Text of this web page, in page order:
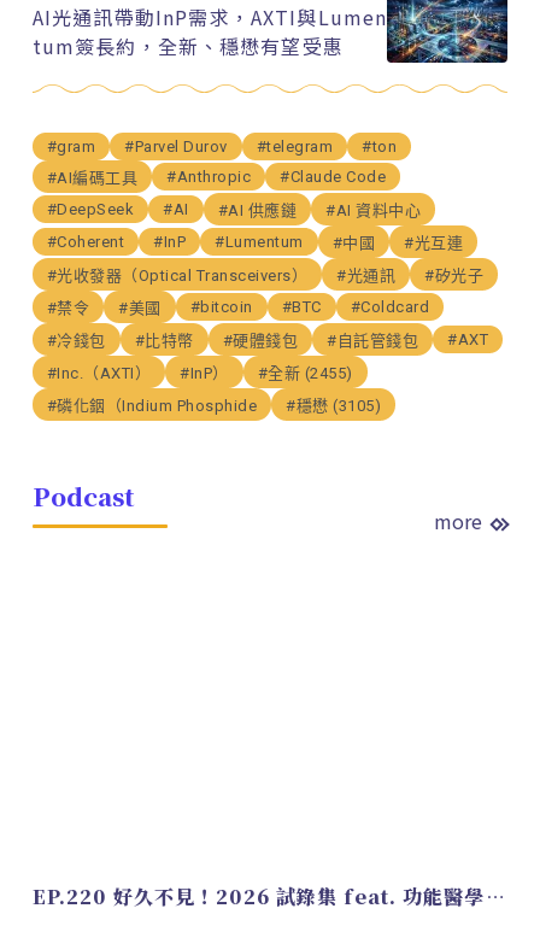
AI光通訊帶動InP需求，AXTI與Lumen
tum簽長約，全新、穩懋有望受惠
#gram #Parvel Durov #telegram
#ton
#AI編碼工具
#Anthropic
#Claude Code
#DeepSeek
#AI #AI 供應鏈
#AI 資料中心
#Coherent
#InP #Lumentum #中國
#光互連
#光收發器（Optical Transceivers）
#光通訊
#矽光子
#禁令
#美國 #bitcoin #BTC
#Coldcard
#冷錢包
#比特幣 #硬體錢包 #自託管錢包
#AXT
#Inc.（AXTI）
#InP）
#全新 (2455)
#磷化銦（Indium Phosphide
#穩懋 (3105)
Podcast
more
EP.220 好久不見！2026 試錄集 feat. 功能醫學營養師 美寶